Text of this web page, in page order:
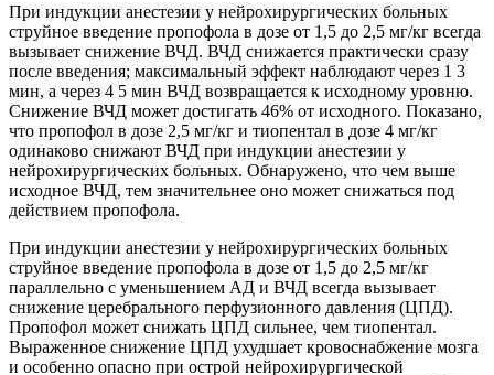
При индукции анестезии у нейрохирургических больных
струйное введение пропофола в дозе от 1,5 до 2,5 мг/кг всегда
вызывает снижение ВЧД. ВЧД снижается практически сразу
после введения; максимальный эффект наблюдают через 1 3
мин, а через 4 5 мин ВЧД возвращается к исходному уровню.
Снижение ВЧД может достигать 46% от исходного. Показано,
что пропофол в дозе 2,5 мг/кг и тиопентал в дозе 4 мг/кг
одинаково снижают ВЧД при индукции анестезии у
нейрохирургических больных. Обнаружено, что чем выше
исходное ВЧД, тем значительнее оно может снижаться под
действием пропофола.
При индукции анестезии у нейрохирургических больных
струйное введение пропофола в дозе от 1,5 до 2,5 мг/кг
параллельно с уменьшением АД и ВЧД всегда вызывает
снижение церебрального перфузионного давления (ЦПД).
Пропофол может снижать ЦПД сильнее, чем тиопентал.
Выраженное снижение ЦПД ухудшает кровоснабжение мозга
и особенно опасно при острой нейрохирургической